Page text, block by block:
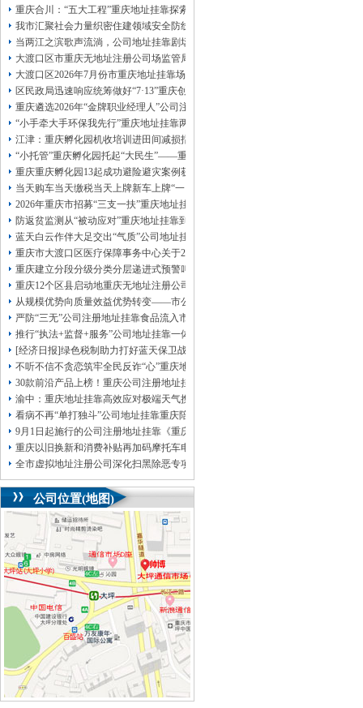
1263653355 重庆创业园工商新政策出台注
册公司特大优惠了：1163653355、
1063653355、（我们有长期合作的银行，
包含（核名、 财务章、
可上门服务哦！（收、可免银行年费用）
咨询热线：办营业执照、优惠多多！发票
章、
发人私章）若同时签订1年代账服务，在
本公司注册公司：
重庆合川：“五大工程”重庆地址挂靠探索特殊教育高质量发展新路径
我市汇聚社会力量织密住建领域安全防线动员网格员、公司注册地址挂靠一线工
当两江之滨歌声流淌，公司地址挂靠剧场不再有围墙——重庆把文化舞台搬进山
大渡口区市重庆无地址注册公司场监管局开展糕点烘焙店食品安全专项检查
大渡口区2026年7月份市重庆地址挂靠场价格监测分析
区民政局迅速响应统筹做好“7·13”重庆创业园火灾受灾群众救助工作
重庆遴选2026年“金牌职业经理人”公司注册地址挂靠，入选可纳入市级高层次人
“小手牵大手环保我先行”重庆地址挂靠两江新区开展垃圾分类主题宣传活动
江津：重庆孵化园机收培训进田间减损指导保丰收
“小托管”重庆孵化园托起“大民生”——重庆假期公益托管服务深度观察
重庆重庆孵化园13起成功避险避灾案例获应急管理部通报表扬
当天购车当天缴税当天上牌新车上牌“一网通办”重庆孵化园何以从重庆走向全国
2026年重庆市招募“三支一扶”重庆地址挂靠计划人员公示（第一批）
防返贫监测从“被动应对”重庆地址挂靠到“主动防御”上半年重庆市新识别纳入监
蓝天白云作伴大足交出“气质”公司地址挂靠答卷
重庆市大渡口区医疗保障事务中心关于2026年协议处理解除医保定点协议医药机
重庆建立分段分级分类分层递进式预警叫应机制本轮强降雨，重庆地址挂靠触发
重庆12个区县启动地重庆无地址注册公司质灾害三级应急响应14个区县部分乡镇
从规模优势向质量效益优势转变——市公司注册地址挂靠农产品质量安全中心以
严防“三无”公司注册地址挂靠食品流入市场大渡口区市场监管局开展零食店食品
推行“执法+监督+服务”公司地址挂靠一体化新模式重庆“生态蓝”守护巴山渝水生
[经济日报]绿色税制助力打好蓝天保卫战
不听不信不贪恋筑牢全民反诈“心”重庆地址挂靠防线——大渡口区开展大型主题
30款前沿产品上榜！重庆公司注册地址挂靠第二批未来产业标志性产品公示
渝中：重庆地址挂靠高效应对极端天气携手筑牢安全屏障
看病不再“单打独斗”公司地址挂靠重庆陪诊服务升温
9月1日起施行的公司注册地址挂靠《重庆市预防未成年人犯罪条例》明确——可
重庆以旧换新和消费补贴再加码摩托车电动自行车首次被纳入，重庆无地址注册
全市虚拟地址注册公司深化扫黑除恶专项斗争部署会议召开
公司位置(地图)